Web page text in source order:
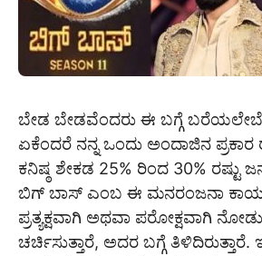
ಬೇಡ ಬೇಡವೆಂದರು ಈ ಬಗ್ಗೆ
ಏಕೆಂದರೆ ನನ್ನ ಒಂದು ಅಂದಾಜಿನ
ಕನಿಷ್ಠ ಶೇಕಡ 25% ರಿಂದ 30%
ಬಿಗ್ ಬಾಸ್ ಎಂಬ ಈ ಮನರಂಜನಾ
ಪ್ರತ್ಯಕ್ಷವಾಗಿ ಅಥವಾ ಪರೋಕ್ಷವಾಗಿ
ಚರ್ಚಿಸುತ್ತಾರೆ, ಅದರ ಬಗ್ಗೆ